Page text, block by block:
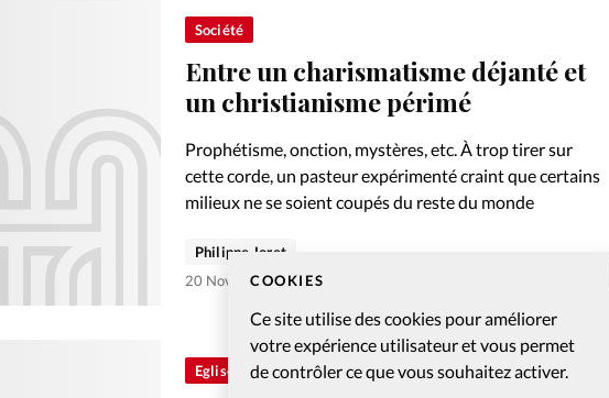
COOKIES
Ce site utilise des cookies pour améliorer
votre expérience utilisateur et vous permet
de contrôler ce que vous souhaitez activer.
Société
Entre un charismatisme déjanté et
un christianisme périmé
Prophétisme, onction, mystères, etc. À trop tirer sur
cette corde, un pasteur expérimenté craint que certains
milieux ne se soient coupés du reste du monde
Philippe Joret
20 Nov 2006
Eglises